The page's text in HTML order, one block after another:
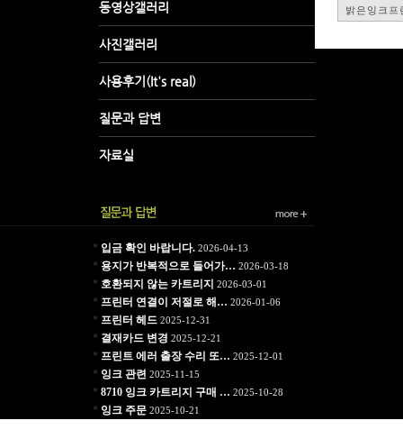
* 입금 확인 바랍니다.2026-04-13
* 용지가 반복적으로 들어가… 2026-03-18
* 호환되지 않는 카트리지 2026-03-01
* 프린터 연결이 저절로 해… 2026-01-06
* 프린터 헤드 2025-12-31
* 결재카드 변경 2025-12-21
* 프린트 에러 출장 수리 또… 2025-12-01
* 잉크 관련 2025-11-15
* 8710 잉크 카트리지 구매 … 2025-10-28
* 잉크 주문2025-10-21
밝은잉크프